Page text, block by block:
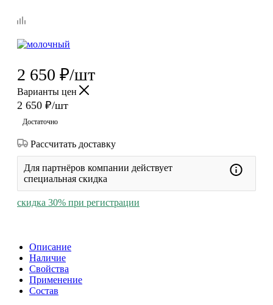
2 650 ₽/шт
Варианты цен
2 650 ₽/шт
Достаточно
Рассчитать доставку
Для партнёров компании действует
специальная скидка
скидка 30% при регистрации
Описание
Наличие
Свойства
Применение
Состав